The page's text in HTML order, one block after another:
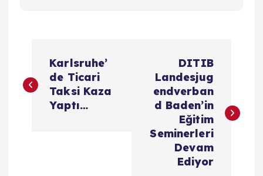
a
Karlsruhe’
de Ticari
Taksi Kaza
Yaptı…
DITIB
Landesjug
endverban
d Baden’in
Eğitim
Seminerleri
Devam
Ediyor